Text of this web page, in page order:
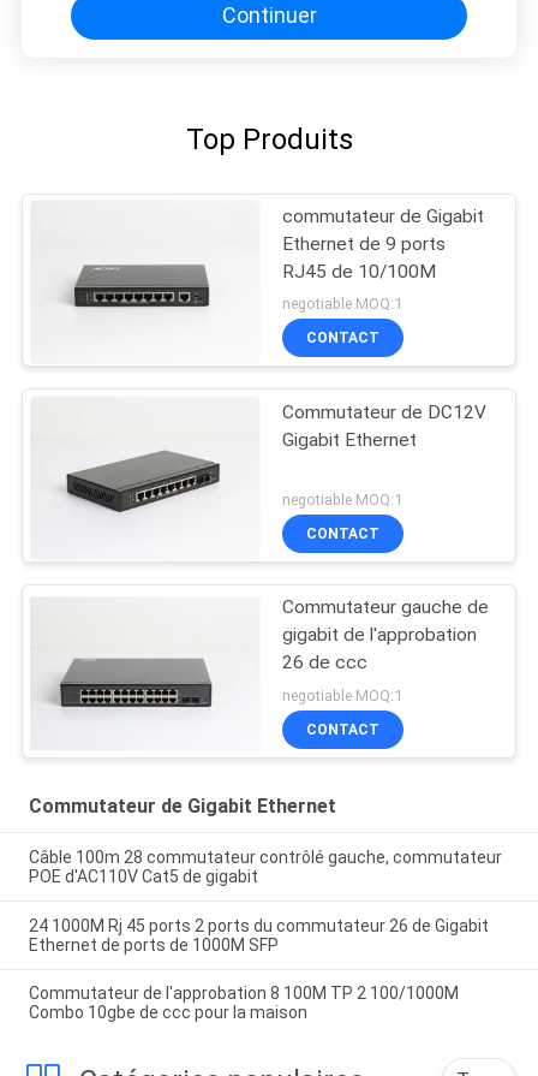
Continuer
Top Produits
commutateur de Gigabit
Ethernet de 9 ports
RJ45 de 10/100M
negotiable MOQ:1
CONTACT
Commutateur de DC12V
Gigabit Ethernet
negotiable MOQ:1
CONTACT
Commutateur gauche de
gigabit de l'approbation
26 de ccc
negotiable MOQ:1
CONTACT
Commutateur de Gigabit Ethernet
Câble 100m 28 commutateur contrôlé gauche, commutateur
POE d'AC110V Cat5 de gigabit
24 1000M Rj 45 ports 2 ports du commutateur 26 de Gigabit
Ethernet de ports de 1000M SFP
Commutateur de l'approbation 8 100M TP 2 100/1000M
Combo 10gbe de ccc pour la maison